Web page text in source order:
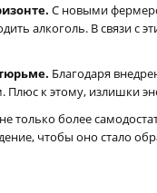
С новыми
алкоголь. В связи с
Благодаря
Плюс к этому, излишки
только более
чтобы оно стало